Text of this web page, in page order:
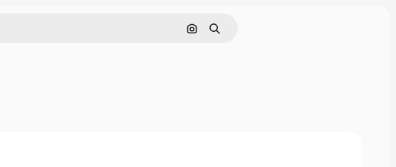
Поиск по изображению
Поиск